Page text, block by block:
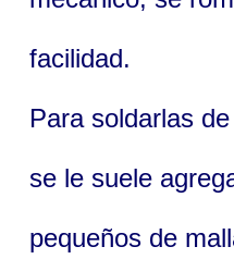
facilidad.
Para soldarlas
se le suele
pequeños de